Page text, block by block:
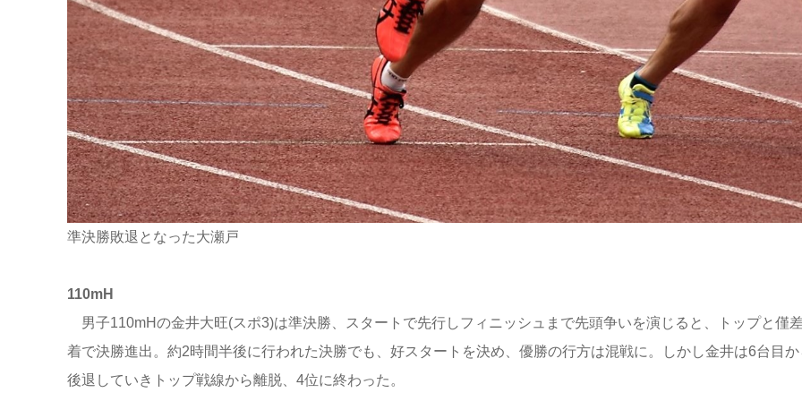
準決勝敗退となった大瀬戸
110mH
男子110mHの金井大旺(スポ3)は準決勝、スタートで先行しフィニッシュまで先頭争いを演じると、トップと僅
着で決勝進出。約2時間半後に行われた決勝でも、好スタートを決め、優勝の行方は混戦に。しかし金井は6台目か
後退していきトップ戦線から離脱、4位に終わった。